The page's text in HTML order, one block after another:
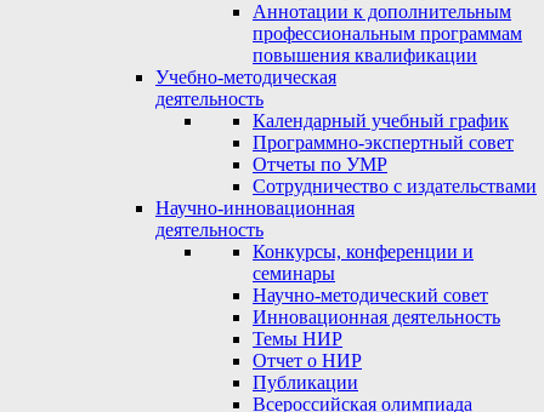
Аннотации к дополнительным
профессиональным программам
повышения квалификации
Учебно-методическая
деятельность
Календарный учебный график
Программно-экспертный совет
Отчеты по УМР
Сотрудничество с издательствами
Научно-инновационная
деятельность
Конкурсы, конференции и
семинары
Научно-методический совет
Инновационная деятельность
Темы НИР
Отчет о НИР
Публикации
Всероссийская олимпиада